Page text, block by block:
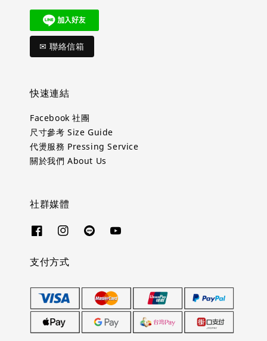
✉ 聯絡信箱
快速連結
Facebook 社團
尺寸參考 Size Guide
代燙服務 Pressing Service
關於我們 About Us
社群媒體
支付方式